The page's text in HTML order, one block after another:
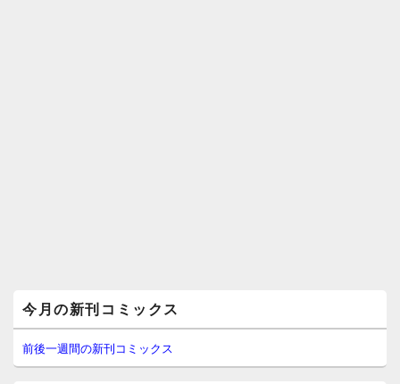
イ
ン
サ
イ
今月の新刊コミックス
前後一週間の新刊コミックス